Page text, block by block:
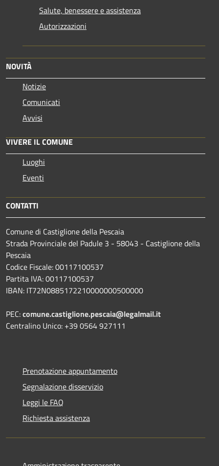
Salute, benessere e assistenza
Autorizzazioni
NOVITÀ
Notizie
Comunicati
Avvisi
VIVERE IL COMUNE
Luoghi
Eventi
CONTATTI
Comune di Castiglione della Pescaia
Strada Provinciale del Padule 3 - 58043 - Castiglione della
Pescaia
Codice Fiscale: 00117100537
Partita IVA: 00117100537
IBAN: IT72N0885172210000000500000
PEC:comune.castiglione.pescaia@legalmail.it
Centralino Unico: +39 0564 927111
Prenotazione appuntamento
Segnalazione disservizio
Leggi le FAQ
Richiesta assistenza